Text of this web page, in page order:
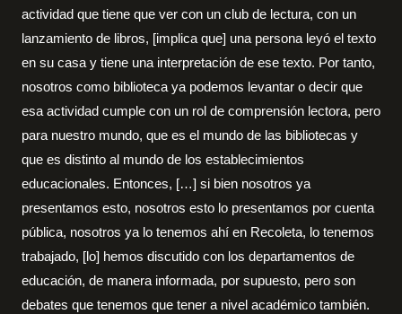
actividad que tiene que ver con un club de lectura, con un
lanzamiento de libros, [implica que] una persona leyó el texto
en su casa y tiene una interpretación de ese texto. Por tanto,
nosotros como biblioteca ya podemos levantar o decir que
esa actividad cumple con un rol de comprensión lectora, pero
para nuestro mundo, que es el mundo de las bibliotecas y
que es distinto al mundo de los establecimientos
educacionales. Entonces, […] si bien nosotros ya
presentamos esto, nosotros esto lo presentamos por cuenta
pública, nosotros ya lo tenemos ahí en Recoleta, lo tenemos
trabajado, [lo] hemos discutido con los departamentos de
educación, de manera informada, por supuesto, pero son
debates que tenemos que tener a nivel académico también.